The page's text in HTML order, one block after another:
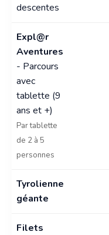
descentes
Expl@r
Aventures
- Parcours
avec
tablette (9
ans et +)
Par tablette
de 2 à 5
personnes
Tyrolienne
géante
Filets